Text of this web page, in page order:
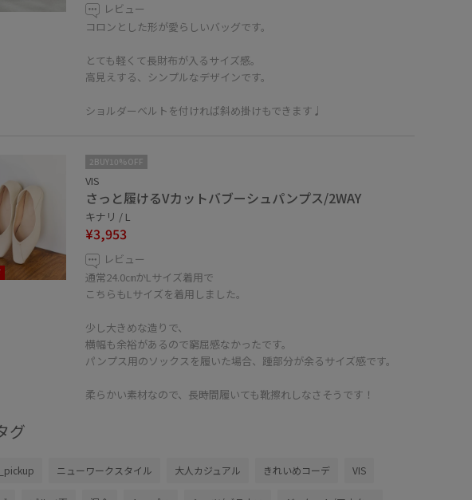
レビュー
コロンとした形が愛らしいバッグです。
とても軽くて長財布が入るサイズ感。
高見えする、シンプルなデザインです。
ショルダーベルトを付ければ斜め掛けもできます♩
2BUY10%OFF
VIS
さっと履けるVカットバブーシュパンプス/2WAY
キナリ / L
¥3,953
レビュー
通常24.0㎝かLサイズ着用で
こちらもLサイズを着用しました。
少し大きめな造りで、
横幅も余裕があるので窮屈感なかったです。
パンプス用のソックスを履いた場合、踵部分が余るサイズ感です。
柔らかい素材なので、長時間履いても靴擦れしなさそうです！
グ
ニューワークスタイル 大人カジュアル きれいめコーデ VIS